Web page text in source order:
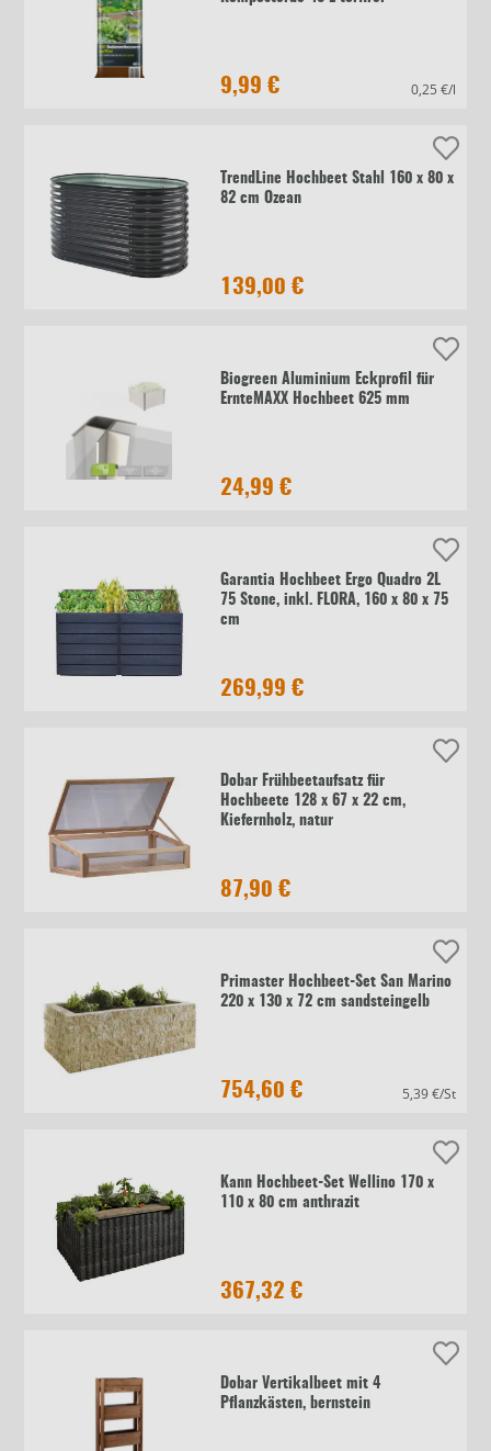
9,99 € 0,25 €/l
TrendLine Hochbeet Stahl 160 x 80 x
82 cm Ozean
139,00 €
Biogreen Aluminium Eckprofil für
ErnteMAXX Hochbeet 625 mm
24,99 €
Garantia Hochbeet Ergo Quadro 2L
75 Stone, inkl. FLORA, 160 x 80 x 75
cm
269,99 €
Dobar Frühbeetaufsatz für
Hochbeete 128 x 67 x 22 cm,
Kiefernholz, natur
87,90 €
Primaster Hochbeet-Set San Marino
220 x 130 x 72 cm sandsteingelb
754,60 € 5,39 €/St
Kann Hochbeet-Set Wellino 170 x
110 x 80 cm anthrazit
367,32 €
Dobar Vertikalbeet mit 4
Pflanzkästen, bernstein